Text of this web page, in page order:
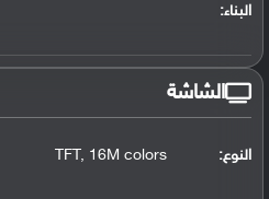
البناء:
الشاشة
النوع: TFT, 16M colors